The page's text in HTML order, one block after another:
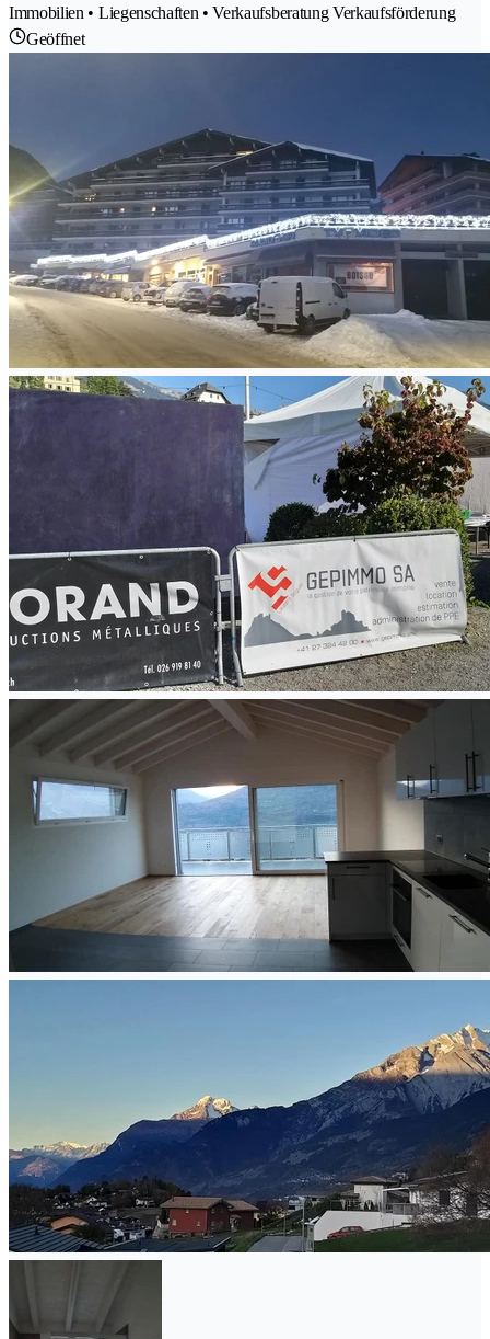
Immobilien • Liegenschaften • Verkaufsberatung Verkaufsförderung
Geöffnet